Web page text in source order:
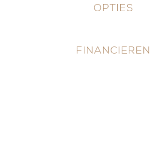
OPTIES
FINANCIEREN